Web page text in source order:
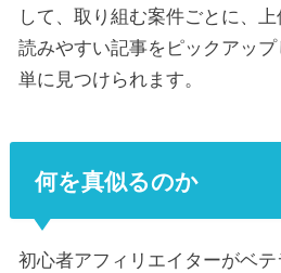
して、取り組む案件ごとに、上
読みやすい記事をピックアッ
単に見つけられます。
何を真似るのか
初心者アフィリエイターがベ